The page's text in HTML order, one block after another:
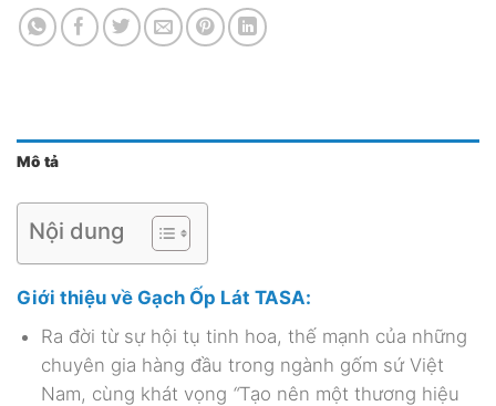
Mô tả
Nội dung
Giới thiệu về Gạch Ốp Lát TASA:
Ra đời từ sự hội tụ tinh hoa, thế mạnh của những
chuyên gia hàng đầu trong ngành gốm sứ Việt
Nam, cùng khát vọng “Tạo nên một thương hiệu